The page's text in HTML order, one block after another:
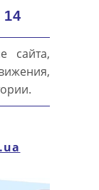
14
сайта,